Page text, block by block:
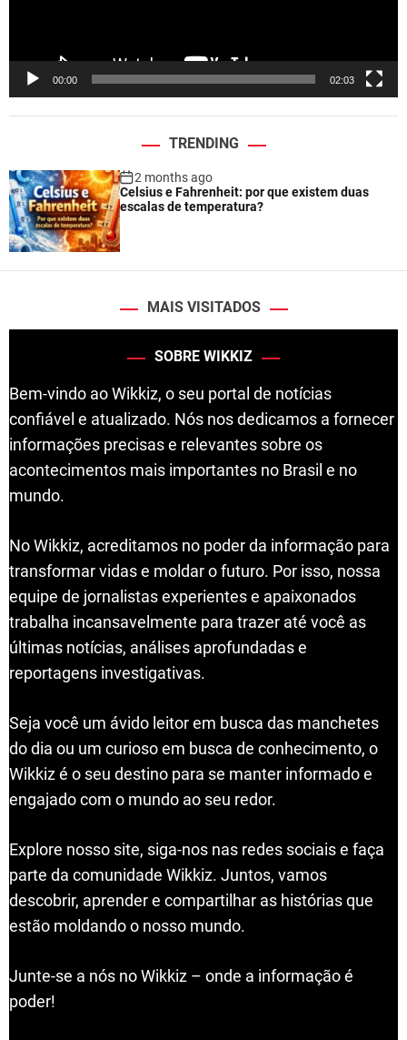
00:00 02:03
TRENDING
2 months ago
Celsius e Fahrenheit: por que existem duas
escalas de temperatura?
MAIS VISITADOS
SOBRE WIKKIZ
Bem-vindo ao Wikkiz, o seu portal de notícias
confiável e atualizado. Nós nos dedicamos a fornecer
informações precisas e relevantes sobre os
acontecimentos mais importantes no Brasil e no
mundo.
No Wikkiz, acreditamos no poder da informação para
transformar vidas e moldar o futuro. Por isso, nossa
equipe de jornalistas experientes e apaixonados
trabalha incansavelmente para trazer até você as
últimas notícias, análises aprofundadas e
reportagens investigativas.
Seja você um ávido leitor em busca das manchetes
do dia ou um curioso em busca de conhecimento, o
Wikkiz é o seu destino para se manter informado e
engajado com o mundo ao seu redor.
Explore nosso site, siga-nos nas redes sociais e faça
parte da comunidade Wikkiz. Juntos, vamos
descobrir, aprender e compartilhar as histórias que
estão moldando o nosso mundo.
Junte-se a nós no Wikkiz – onde a informação é
poder!